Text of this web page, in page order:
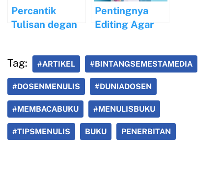
Percantik
Tulisan degan
Pentingnya
Editing Agar
Tag: #ARTIKEL #BINTANGSEMESTAMEDIA
#DOSENMENULIS #DUNIADOSEN
#MEMBACABUKU #MENULISBUKU
#TIPSMENULIS BUKU PENERBITAN